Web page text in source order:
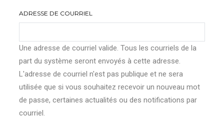
ADRESSE DE COURRIEL
Une adresse de courriel valide. Tous les courriels de la
part du système seront envoyés à cette adresse.
L'adresse de courriel n'est pas publique et ne sera
utilisée que si vous souhaitez recevoir un nouveau mot
de passe, certaines actualités ou des notifications par
courriel.